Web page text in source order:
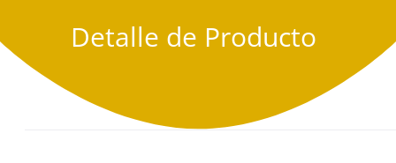
Detalle de Producto